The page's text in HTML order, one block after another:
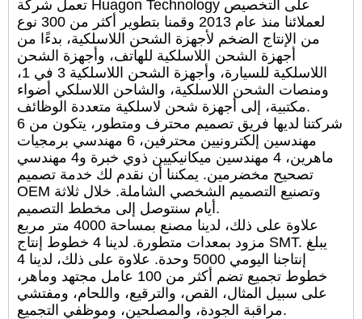
تعمل شركة Huagon Technology على التخصيص
لعملائنا منذ عام 2013 وقمنا بتطوير أكثر من 300 نوع
من الإنتاج الضخم لأجهزة الشحن اللاسلكية، بدءًا من
أجهزة الشحن اللاسلكية للهاتف، وأجهزة الشحن
اللاسلكية للسيارة، وأجهزة الشحن اللاسلكية 3 في 1،
ومنصات الشحن اللاسلكية، والشاحن اللاسلكي أضواء
مكتبية، إلى أجهزة شحن لاسلكية متعددة الوظائف.
شركتنا لديها فريق تصميم محترف ومتطور، يتكون من 6
مهندسين إلكترونيين محترفين، 6 مهندسي برمجيات
ماهرين، 4 مهندسين ميكانيكيين ذوي خبرة و4 مهندسي
تصحيح مخضرمين. يمكننا أن نقدم لك خدمة تصميم
OEM وتصنيع التصميم الشخصي الشاملة. خلال ثلاثة
أيام سنتوصل إلى مخطط التصميم.
علاوة على ذلك، لدينا مصنع بمساحة 4000 متر مربع
مزود بمعدات متطورة. لدينا 4 خطوط إنتاج SMT. يبلغ
إنتاجنا اليومي 5000 وحدة. علاوة على ذلك، لدينا 4
خطوط تجميع تضم أكثر من 100 عامل مجتهد وماهر،
على سبيل المثال، القص، والترقيع، واللحام، ومفتشي
مراقبة الجودة، والمصلحين، وموظفي التجميع.